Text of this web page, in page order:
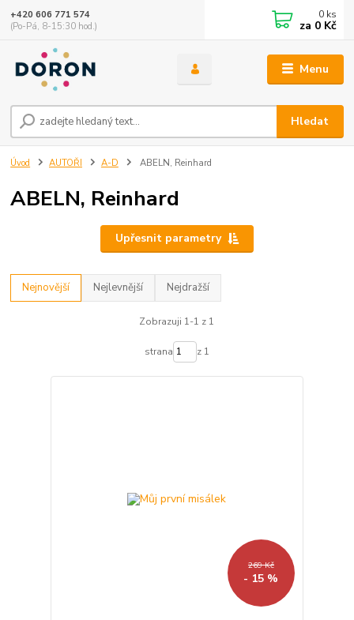
Menu
Hledat
+420 606 771 574
(Po-Pá, 8-15:30 hod.)
0 ks
za 0 Kč
Úvod AUTOŘI A-D ABELN, Reinhard
ABELN, Reinhard
Upřesnit parametry
Nejnovější Nejlevnější Nejdražší
Zobrazuji 1-1 z 1
strana z 1
269 Kč
- 15 %